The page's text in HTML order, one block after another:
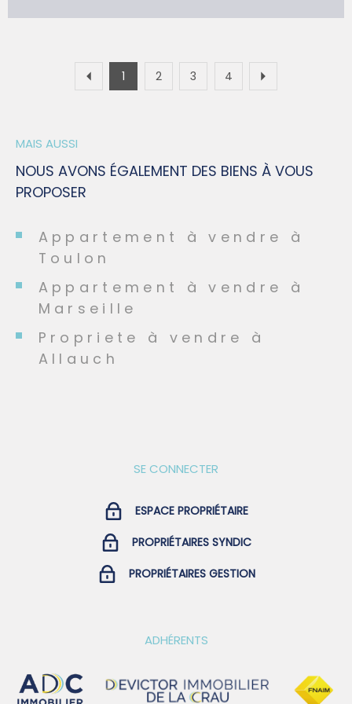
1 2 3 4
MAIS AUSSI
NOUS AVONS ÉGALEMENT DES BIENS À VOUS
PROPOSER
Appartement à vendre à
Toulon
Appartement à vendre à
Marseille
Propriete à vendre à
Allauch
SE CONNECTER
ESPACE PROPRIÉTAIRE
PROPRIÉTAIRES SYNDIC
PROPRIÉTAIRES GESTION
ADHÉRENTS